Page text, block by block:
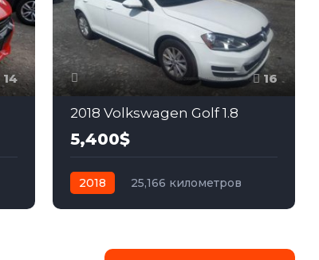
14 16
2018 Volkswagen Golf 1.8
5,400$
2018
25,166 километров